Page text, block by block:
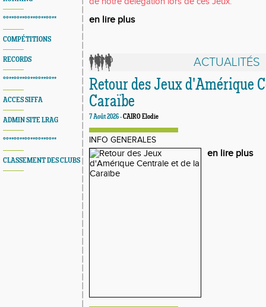
°°**°°**°°**°°**°°**
COMPÉTITIONS
RECORDS
°°**°°**°°**°°**°°**
ACCES SIFFA
ADMIN SITE LRAG
°°**°°**°°**°°**°°**
CLASSEMENT DES CLUBS
en lire plus
ACTUALITÉS
Retour des Jeux d'Amérique
Caraïbe
7 Août 2026 -CAIRO Elodie
INFO GENERALES
en lire plus